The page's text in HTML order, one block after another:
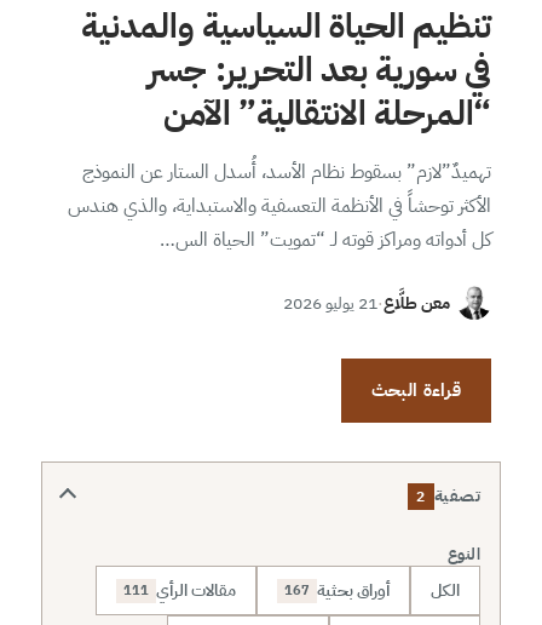
تنظيم الحياة السياسية والمدنية
في سورية بعد التحرير: جسر
“المرحلة الانتقالية” الآمن
تهميدٌ”لازم” بسقوط نظام الأسد، أُسدل الستار عن النموذج
الأكثر توحشاً في الأنظمة التعسفية والاستبداية، والذي هندس
كل أدواته ومراكز قوته لـ “تمويت” الحياة الس…
معن طلَّاع·21 يوليو 2026
قراءة البحث
تصفية 2
النوع
الكل أوراق بحثية 167 مقالات الرأي 111